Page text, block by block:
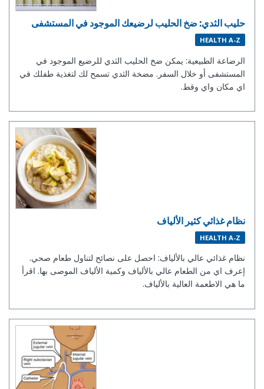
حليب الثدي: ضخ الحليب لرضيعك الموجود في المستشفى
HEALTH A-Z
الرضاعة الطبيعية: يمكن ضخ الحليب الثدي للرضيع الموجود في
المستشفى أو خلال السفر. مضخة الثدي تسمح لك لتغذية طفلك في
اي مكان واي وقط.
نظام غذائي كثير الألياف
HEALTH A-Z
نظام غذائي عالي بالألياف: احصل على نصائح لتناول طعام صحي.
إعرف اي من الطعام عالي بالألياف وكمية الألياف الموصى بها. اقرأ
ما هي الاطعمة العالية بالألياف.